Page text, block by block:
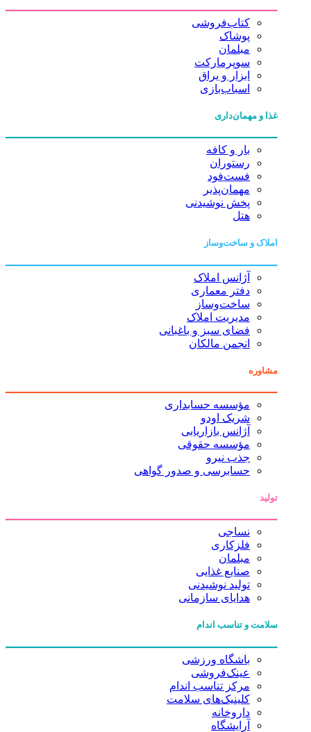
کتاب‌فروشی
پوشاک
مبلمان
سوپرمارکت
ابزار و یراق
اسباب‌بازی
غذا و مهمان‌داری
بار و کافه
رستوران
فست‌فود
مهمان‌پذیر
پخش نوشیدنی
هتل
املاک و ساخت‌وساز
آژانس املاک
دفتر معماری
ساخت‌وساز
مدیریت املاک
فضای سبز و باغبانی
انجمن مالکان
مشاوره
مؤسسه حسابداری
شریک اودو
آژانس بازاریابی
مؤسسه حقوقی
جذب نیرو
حسابرسی و صدور گواهی
تولید
نساجی
فلزکاری
مبلمان
صنایع غذایی
تولید نوشیدنی
هدایای سازمانی
سلامت و تناسب اندام
باشگاه ورزشی
عینک‌فروشی
مرکز تناسب اندام
کلینیک‌های سلامت
داروخانه
آرایشگاه